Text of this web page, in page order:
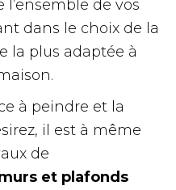
l’ensemble de vos
dans le choix de la
la plus adaptée à
à peindre et la
il est à même
de
et plafonds